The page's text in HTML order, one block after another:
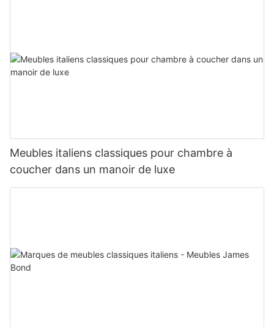
Meubles italiens classiques pour chambre à
coucher dans un manoir de luxe